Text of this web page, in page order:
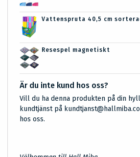
Vattenspruta 40,5 cm
Resespel magnetiskt
Är du inte kund hos oss?
Vill du ha denna produkten på din
kundtjänst på
hos oss.